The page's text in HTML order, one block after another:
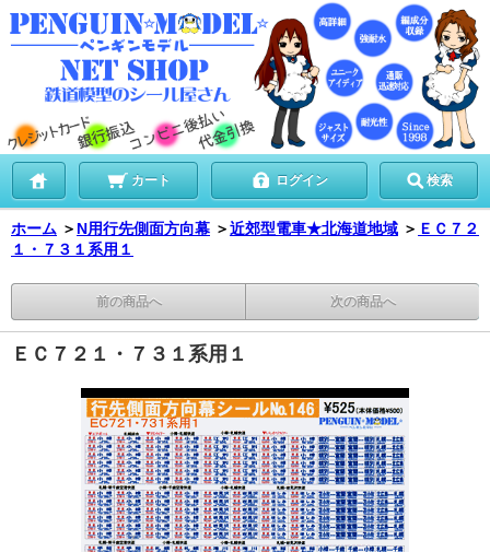
カート ログイン 検索
ホーム ＞ N用行先側面方向幕 ＞近郊型電車★北海道地域 ＞ ＥＣ７２
１・７３１系用１
前の商品へ 次の商品へ
ＥＣ７２１・７３１系用１